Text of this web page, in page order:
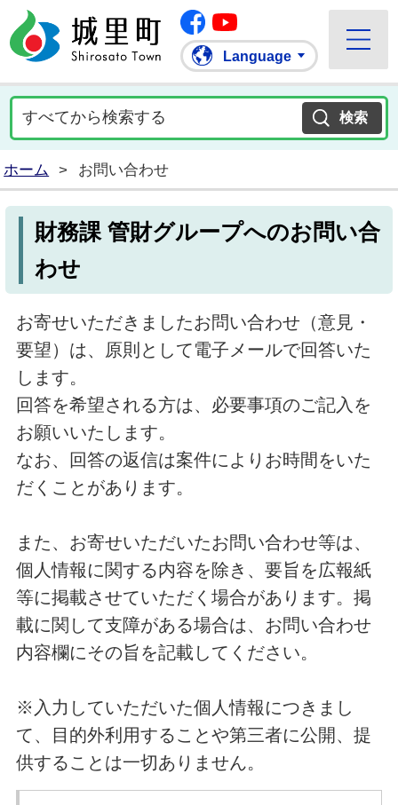
城里町ホームページ
Facebook
Language
ホーム > お問い合わせ
財務課 管財グループへのお問い合
わせ
お寄せいただきましたお問い合わせ（意見・
要望）は、原則として電子メールで回答いた
します。
回答を希望される方は、必要事項のご記入を
お願いいたします。
なお、回答の返信は案件によりお時間をいた
だくことがあります。
また、お寄せいただいたお問い合わせ等は、
個人情報に関する内容を除き、要旨を広報紙
等に掲載させていただく場合があります。掲
載に関して支障がある場合は、お問い合わせ
内容欄にその旨を記載してください。
※入力していただいた個人情報につきまし
て、目的外利用することや第三者に公開、提
供することは一切ありません。